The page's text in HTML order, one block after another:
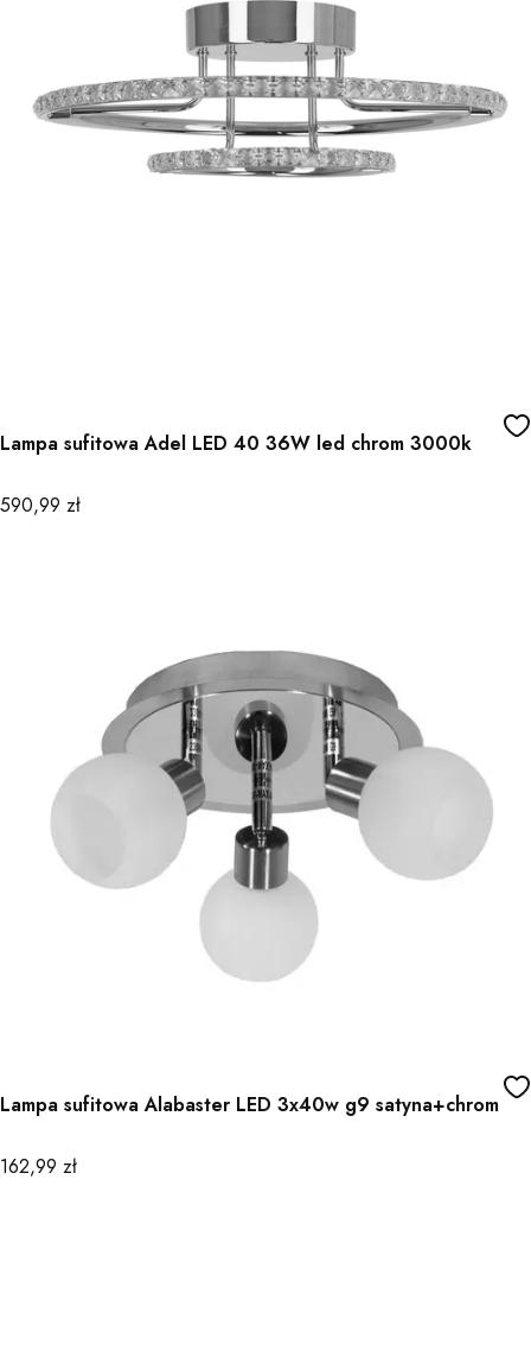
Lampa sufitowa Adel LED 40 36W led chrom 3000k
Cena
590,99 zł
Lampa sufitowa Alabaster LED 3x40w g9 satyna+chrom
Cena
162,99 zł